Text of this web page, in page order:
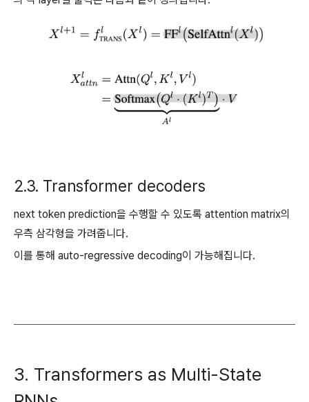
2.3. Transformer decoders
next token prediction을 수행할 수 있도록 attention matrix의
우측 삼각형을 가려줍니다.
이를 통해 auto-regressive decoding이 가능해집니다.
3. Transformers as Multi-State